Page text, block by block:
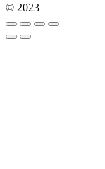
© 2023